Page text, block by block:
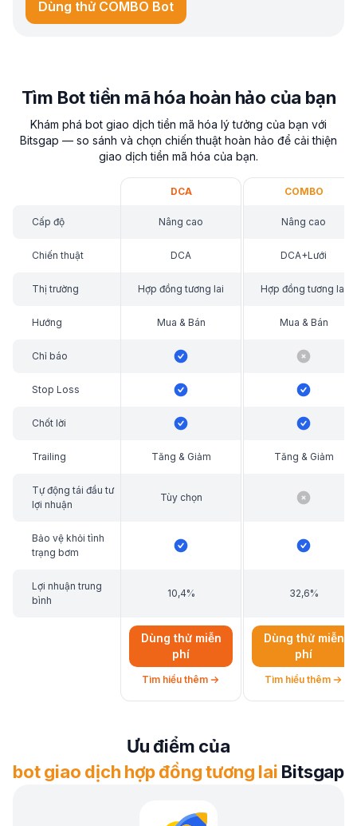
Dùng thử COMBO Bot
Tìm Bot tiền mã hóa hoàn hảo của bạn
Khám phá bot giao dịch tiền mã hóa lý tưởng của bạn với
Bitsgap — so sánh và chọn chiến thuật hoàn hảo để cải thiện
giao dịch tiền mã hóa của bạn.
DCA COMBO
Cấp độ Nâng cao Nâng cao
Chiến thuật DCA DCA+Lưới
Thị trường Hợp đồng tương lai Hợp đồng tương lai
Hướng Mua & Bán Mua & Bán
Chỉ báo
Stop Loss
Chốt lời
Trailing Tăng & Giảm Tăng & Giảm
Tự động tái đầu tư
lợi nhuận
Tùy chọn
Bảo vệ khỏi tình
trạng bơm
Lợi nhuận trung
bình
10,4% 32,6%
Dùng thử miễn
phí
Tìm hiểu thêm
về Bot giao dịch DCA Futures
Dùng thử miễn
phí
Tìm hiểu thêm
về Bot giao dịch
Ưu điểm của
bot giao dịch hợp đồng tương lai Bitsgap